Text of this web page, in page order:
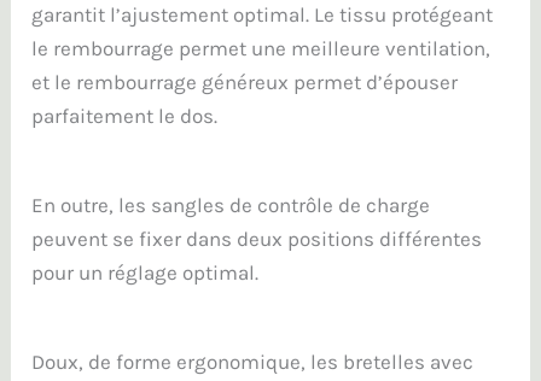
garantit l’ajustement optimal. Le tissu protégeant
le rembourrage permet une meilleure ventilation,
et le rembourrage généreux permet d’épouser
parfaitement le dos.
En outre, les sangles de contrôle de charge
peuvent se fixer dans deux positions différentes
pour un réglage optimal.
Doux, de forme ergonomique, les bretelles avec